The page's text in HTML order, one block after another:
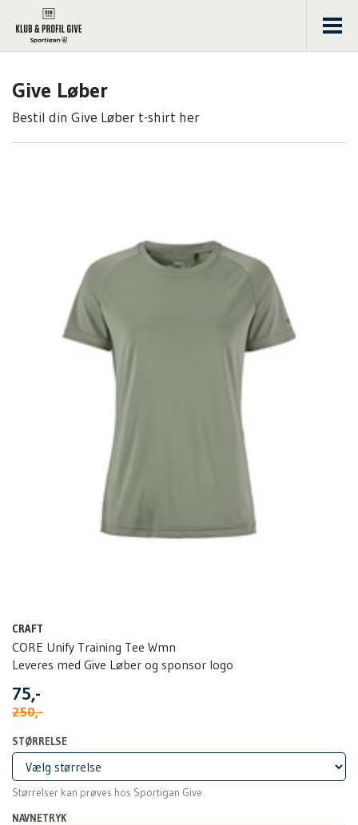
Give Løber
Bestil din Give Løber t-shirt her
CRAFT
CORE Unify Training Tee Wmn
Leveres med Give Løber og sponsor logo
75,-
250,-
STØRRELSE
Størrelser kan prøves hos Sportigan Give
NAVNETRYK